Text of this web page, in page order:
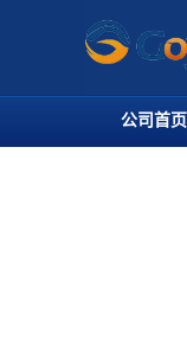
公司首页